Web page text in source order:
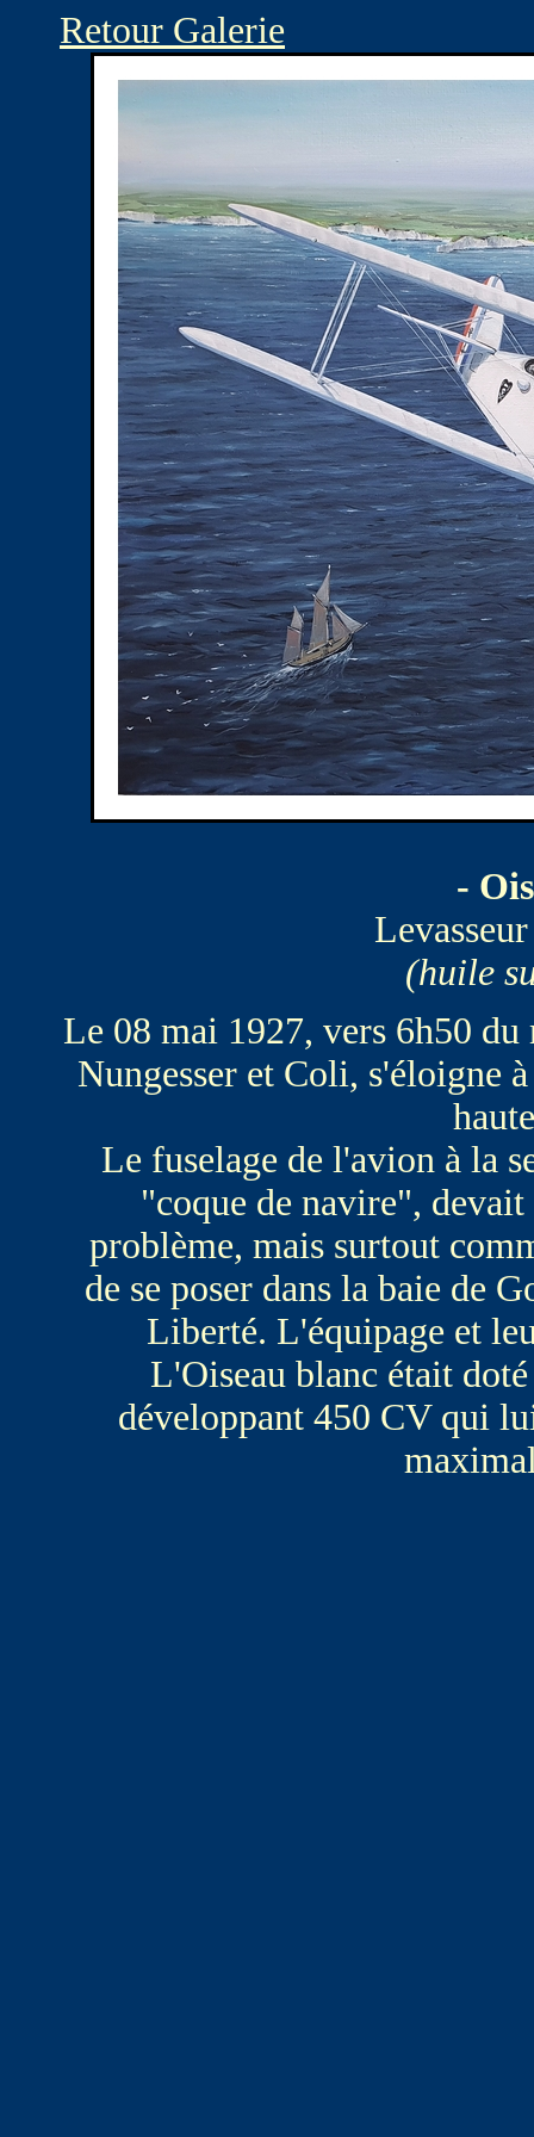
Retour Galerie
-
(huile
Le 08 mai 1927, vers 6h50
Nungesser et Coli, s'éloigne
Le fuselage de l'avion à la
"coque de navire",
problème, mais surtout
de se poser dans la baie de
Liberté. L'équipage et
L'Oiseau blanc était
développant 450 CV qui